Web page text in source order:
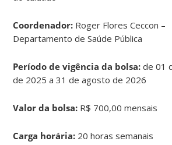
Coordenador: Roger Flores Ceccon –
Departamento de Saúde Pública
Período de vigência da bolsa: de 01
de 2025 a 31 de agosto de 2026
Valor da bolsa: R$ 700,00 mensais
Carga horária: 20 horas semanais